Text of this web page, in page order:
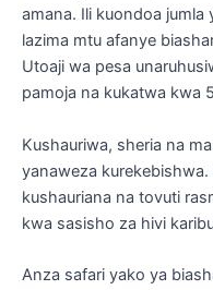
amana. Ili kuondoa
lazima mtu afanye
Utoaji wa pesa
pamoja na kukatwa kwa
Kushauriwa, sheria na
yanaweza
kushauriana na tovuti
kwa sasisho za hivi
Anza safari yako ya